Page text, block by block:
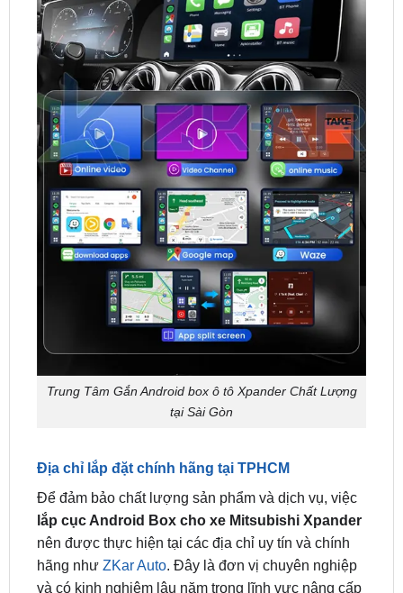
Trung Tâm Gắn Android box ô tô Xpander Chất Lượng
Địa chỉ lắp đặt chính hãng tại TPHCM
lắp cục Android Box cho xe Mitsubishi Xpander
nên được thực hiện tại các địa chỉ uy tín và chính
hãng nhưZKar Auto. Đây là đơn vị chuyên nghiệp
và có kinh nghiệm lâu năm trong lĩnh vực nâng cấp
phụ kiện và giải trí cho xe hơi.